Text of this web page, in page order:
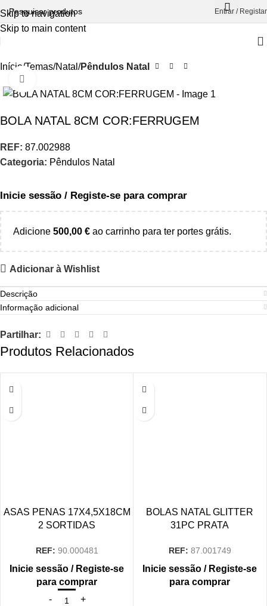
Skip to navigation
Skip to main content
Entrar / Registar
Início Temas Natal Pêndulos Natal
BOLA NATAL 8CM COR:FERRUGEM
REF: 87.002988
Categoria: Pêndulos Natal
Inicie sessão / Registe-se para comprar
Adicione 500,00 € ao carrinho para ter portes grátis.
Adicionar à Wishlist
Descrição
Informação adicional
Partilhar:
Produtos Relacionados
ASAS PENAS 17X4,5X18CM
2 SORTIDAS
REF: 90.000481
Inicie sessão / Registe-se
para comprar
BOLAS NATAL GLITTER
31PC PRATA
REF: 87.001749
Inicie sessão / Registe-se
para comprar